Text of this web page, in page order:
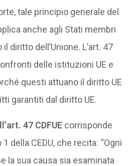
tale principio generale del
anche agli Stati membri
diritto dell’Unione. L’art. 47
delle istituzioni UE e
questi attuano il diritto UE
garantiti dal diritto UE.
47 CDFUEcorrisponde
della CEDU, che recita: “Ogni
la sua causa sia esaminata